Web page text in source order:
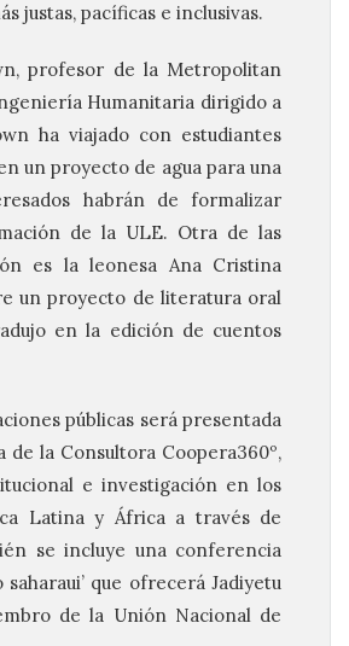
justas, pacíficas e inclusivas.
profesor de la Metropolitan
Humanitaria dirigido a
ha viajado con estudiantes
un proyecto de agua para una
habrán de formalizar
de la ULE. Otra de las
es la leonesa Ana Cristina
un proyecto de literatura oral
en la edición de cuentos
públicas será presentada
la Consultora Coopera360º,
e investigación en los
Latina y África a través de
se incluye una conferencia
que ofrecerá Jadiyetu
de la Unión Nacional de